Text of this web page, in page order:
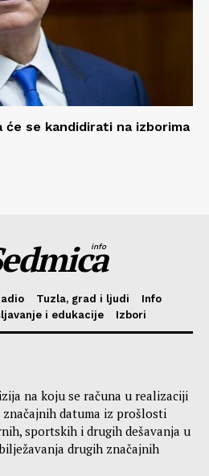
će se kandidirati na izborima
info
Tuzla, grad i ljudi
Info
i edukacije Izbori
na koju se računa u realizaciji
datuma iz prošlosti
sportskih i drugih dešavanja u
drugih značajnih